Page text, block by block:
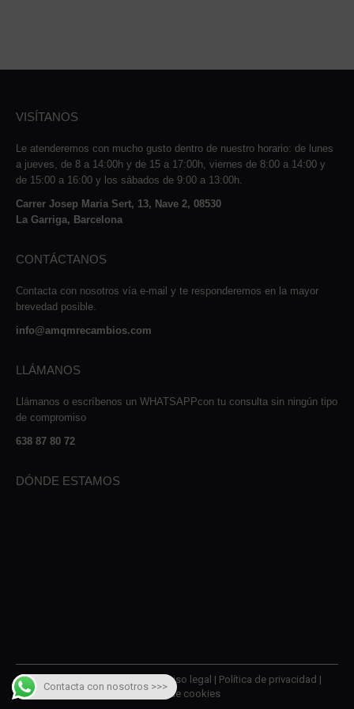
VISÍTANOS
Le atenderemos con mucho gusto dentro de nuestro horario: de lunes
a jueves, de 8 a 14:00h y de 15 a 17:00h, viernes de 8:00 a 14:00 y
de 15:00 a 16:00 y los sábados de 9:00 a 13:00h.
Carrer Josep Maria Sert, 13, Nave 2, 08530
La Garriga, Barcelona
CONTÁCTANOS
Contacta con nosotros vía e-mail y te responderemos en la mayor
brevedad posible.
info@amqmrecambios.com
LLÁMANOS
Llámanos o escríbenos un WHATSAPPcon tu consulta sin ningún tipo
de compromiso
638 87 80 72
DÓNDE ESTAMOS
© 2026 AMQM Recambios | Aviso legal | Política de privacidad |
Política de cookies
Contacta con nosotros >>>